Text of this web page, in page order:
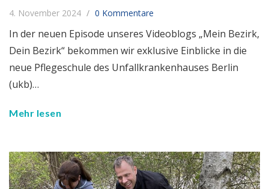
4. November 2024 0 Kommentare
In der neuen Episode unseres Videoblogs „Mein Bezirk,
Dein Bezirk“ bekommen wir exklusive Einblicke in die
neue Pflegeschule des Unfallkrankenhauses Berlin
(ukb)…
Mehr lesen